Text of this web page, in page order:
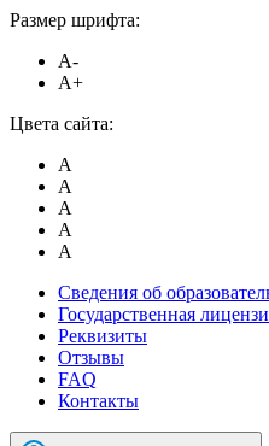
Размер шрифта:
A-
A+
Цвета сайта:
A
A
A
A
A
Сведения об
Государственная
Реквизиты
Отзывы
FAQ
Контакты